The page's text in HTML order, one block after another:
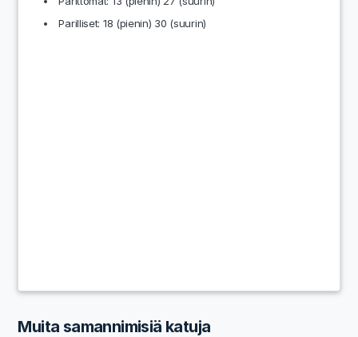
Parilliset: 18 (pienin) 30 (suurin)
Muita samannimisiä katuja